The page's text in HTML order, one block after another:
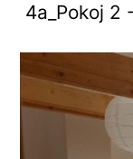
4a_Pokoj 2